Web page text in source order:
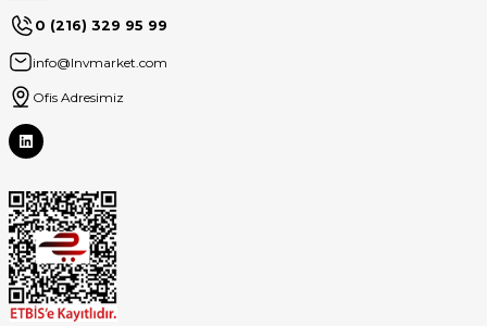
0 (216) 329 95 99
info@lnvmarket.com
Ofis Adresimiz